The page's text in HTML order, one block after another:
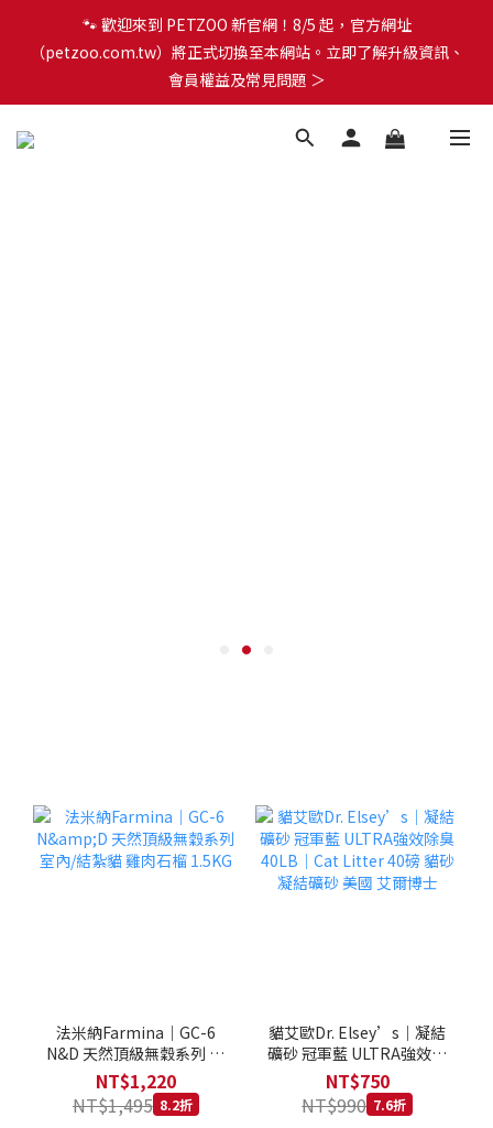
🐾 歡迎來到 PETZOO 新官網！8/5 起，官方網址
（petzoo.com.tw）將正式切換至本網站。立即了解升級資訊、
會員權益及常見問題 ＞
🐾 歡迎來到 PETZOO 新官網！8/5 起，官方網址
（petzoo.com.tw）將正式切換至本網站。立即了解升級資訊、
會員權益及常見問題 ＞
✨【新朋友見面禮】現在註冊即領 $100 購物金！全館滿 $1,500 享
法米納Farmina｜GC-6
N&D 天然頂級無穀系列 室
內/結紮貓 雞肉石榴 1.5KG
NT$1,220
NT$1,495 8.2折
貓艾歐Dr. Elsey’s｜凝結
礦砂 冠軍藍 ULTRA強效除
臭 40LB｜Cat Litter 40磅
士
NT$750
NT$990 7.6折